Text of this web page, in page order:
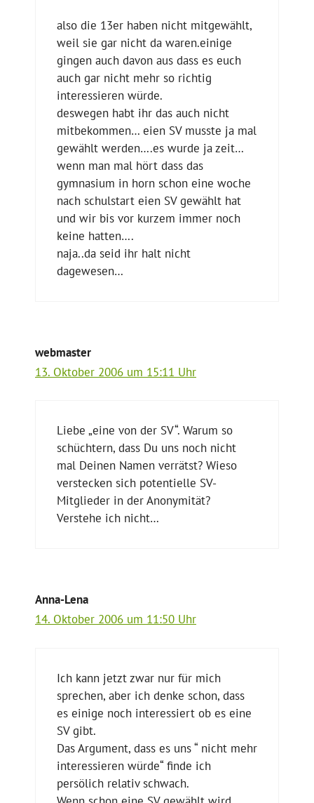
also die 13er haben nicht mitgewählt,
weil sie gar nicht da waren.einige
gingen auch davon aus dass es euch
auch gar nicht mehr so richtig
interessieren würde.
deswegen habt ihr das auch nicht
mitbekommen… eien SV musste ja mal
gewählt werden….es wurde ja zeit…
wenn man mal hört dass das
gymnasium in horn schon eine woche
nach schulstart eien SV gewählt hat
und wir bis vor kurzem immer noch
keine hatten….
naja..da seid ihr halt nicht
dagewesen…
webmaster
13. Oktober 2006 um 15:11 Uhr
Liebe „eine von der SV“. Warum so
schüchtern, dass Du uns noch nicht
mal Deinen Namen verrätst? Wieso
verstecken sich potentielle SV-
Mitglieder in der Anonymität?
Verstehe ich nicht…
Anna-Lena
14. Oktober 2006 um 11:50 Uhr
Ich kann jetzt zwar nur für mich
sprechen, aber ich denke schon, dass
es einige noch interessiert ob es eine
SV gibt.
Das Argument, dass es uns “ nicht mehr
interessieren würde“ finde ich
persölich relativ schwach.